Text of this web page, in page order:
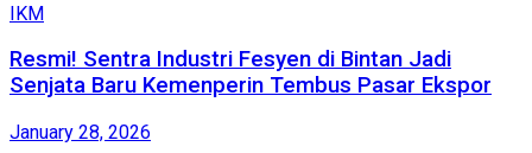
IKM
Resmi! Sentra Industri Fesyen di Bintan Jadi
Senjata Baru Kemenperin Tembus Pasar Ekspor
January 28, 2026